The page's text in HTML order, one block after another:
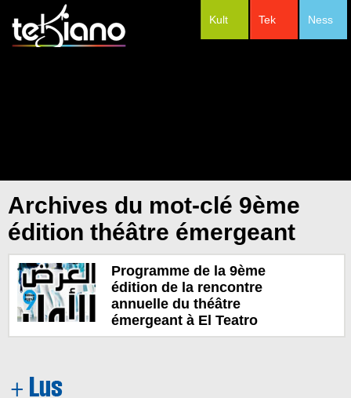
Ness
Tek
Kult
Archives du mot-clé 9ème
édition théâtre émergeant
Programme de la 9ème
édition de la rencontre
annuelle du théâtre
émergeant à El Teatro